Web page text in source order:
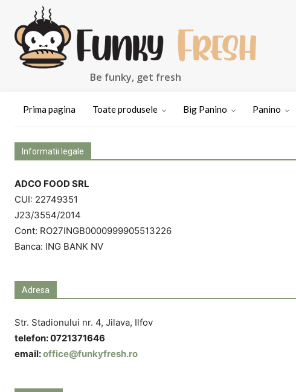
Be funky, get fresh
Prima pagina Toate produsele Big Panino Panino
Informatii legale
ADCO FOOD SRL
CUI: 22749351
J23/3554/2014
Cont: RO27INGB0000999905513226
Banca: ING BANK NV
Adresa
Str. Stadionului nr. 4, Jilava, Ilfov
telefon:0721371646
email:office@funkyfresh.ro